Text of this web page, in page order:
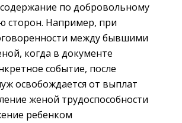
по добровольному
сторон. Например, при
между бывшими
когда в документе
событие, после
освобождается от выплат
женой трудоспособности
ребенком